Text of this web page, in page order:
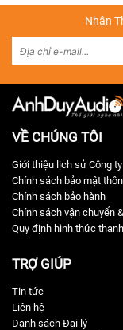
Nhận
VỀ CHÚNG TÔI
Giới thiệu lịch sử Công ty
Chính sách bảo mật
Chính sách bảo hành
Chính sách vận chuyển
Quy định hình thức
TRỢ GIÚP
Tin tức
Liên hệ
Danh sách Đại lý